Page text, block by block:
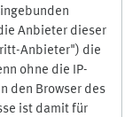
Anbieter dieser
Anbieter") die
ohne die IP-
den Browser des
ist damit für